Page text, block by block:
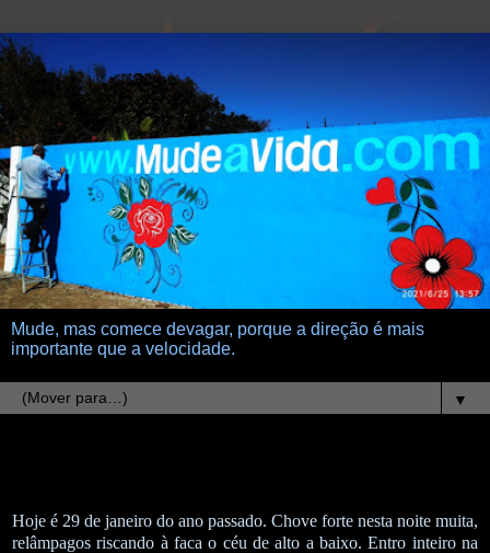
Mude, mas comece devagar, porque a direção é mais
importante que a velocidade.
▼
Hoje é 29 de janeiro do ano passado. Chove forte nesta noite muita,
relâmpagos riscando à faca o céu de alto a baixo. Entro inteiro na